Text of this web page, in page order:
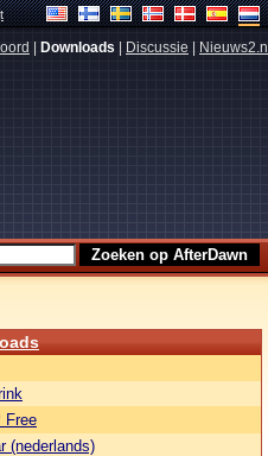
Downloads Discussie Nieuws2.nl
Free
(nederlands)